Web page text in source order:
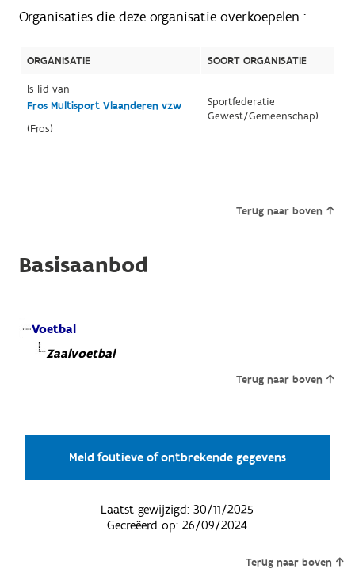
Organisaties die deze organisatie overkoepelen :
ORGANISATIE
SOORT ORGANISATIE
Is lid van
Fros Multisport Vlaanderen vzw
(Fros)
Sportfederatie
Gewest/Gemeenschap)
Terug naar boven
Basisaanbod
Voetbal
Zaalvoetbal
Terug naar boven
Meld foutieve of ontbrekende gegevens
Laatst gewijzigd:30/11/2025
Gecreëerd op:26/09/2024
Terug naar boven